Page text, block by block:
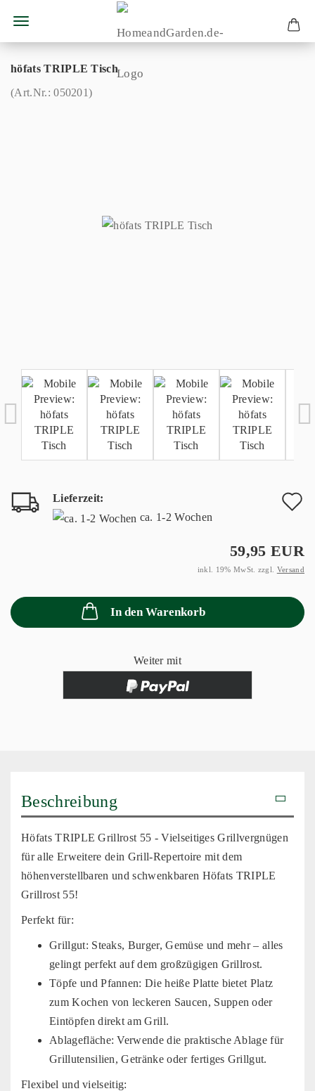
höfats TRIPLE Tisch
(Art.Nr.:050201)
Lieferzeit:
ca. 1-2 Wochen
59,95 EUR
inkl. 19% MwSt. zzgl. Versand
In den Warenkorb
Weiter mit
Beschreibung
Höfats TRIPLE Grillrost 55 - Vielseitiges Grillvergnügen
für alle Erweitere dein Grill-Repertoire mit dem
höhenverstellbaren und schwenkbaren Höfats TRIPLE
Grillrost 55!
Perfekt für:
Grillgut: Steaks, Burger, Gemüse und mehr – alles
gelingt perfekt auf dem großzügigen Grillrost.
Töpfe und Pfannen: Die heiße Platte bietet Platz
zum Kochen von leckeren Saucen, Suppen oder
Eintöpfen direkt am Grill.
Ablagefläche: Verwende die praktische Ablage für
Grillutensilien, Getränke oder fertiges Grillgut.
Flexibel und vielseitig: